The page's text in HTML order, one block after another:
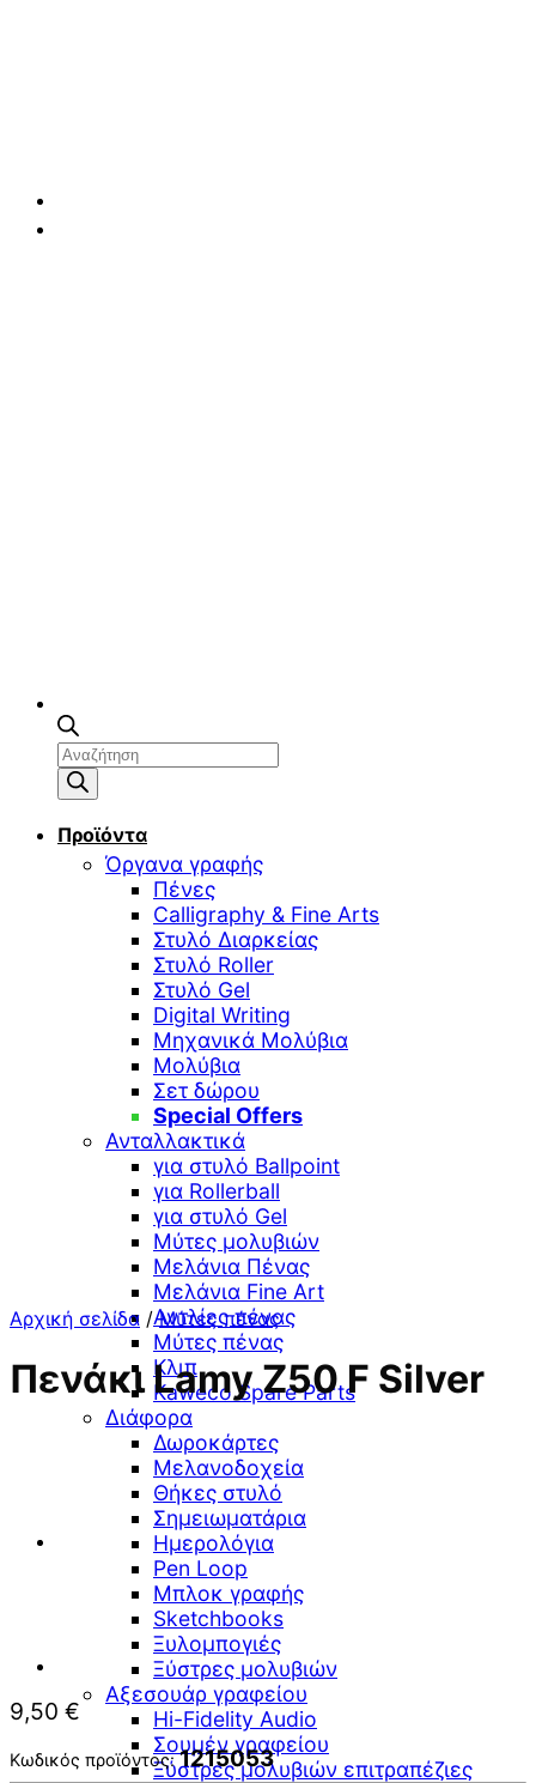
Αναζήτηση
προϊόντων
Προϊόντα
Όργανα γραφής
Πένες
Calligraphy & Fine Arts
Στυλό Διαρκείας
Στυλό Roller
Στυλό Gel
Digital Writing
Μηχανικά Μολύβια
Μολύβια
Σετ δώρου
Special Offers
Ανταλλακτικά
για στυλό Ballpoint
για Rollerball
για στυλό Gel
Μύτες μολυβιών
Μελάνια Πένας
Μελάνια Fine Art
Αντλίες πένας
Μύτες πένας
Κλιπ
Kaweco Spare Parts
Διάφορα
Δωροκάρτες
Μελανοδοχεία
Θήκες στυλό
Σημειωματάρια
Ημερολόγια
Pen Loop
Μπλοκ γραφής
Sketchbooks
Ξυλομπογιές
Ξύστρες μολυβιών
Αξεσουάρ γραφείου
Hi-Fidelity Audio
Σουμέν γραφείου
Ξύστρες μολυβιών επιτραπέζιες
Αρχική σελίδα / Μύτες πένας
Πενάκι Lamy Z50 F Silver
9,50 €
Κωδικός προϊόντος:1215053